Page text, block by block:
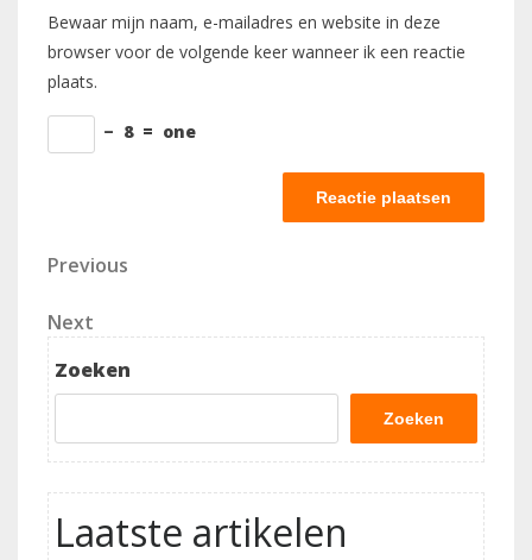
Bewaar mijn naam, e-mailadres en website in deze
browser voor de volgende keer wanneer ik een reactie
plaats.
− 8 = one
Berichtnavigatie
Previous
Previous
Next
Post
Next
Zoeken
Zoeken
Laatste artikelen